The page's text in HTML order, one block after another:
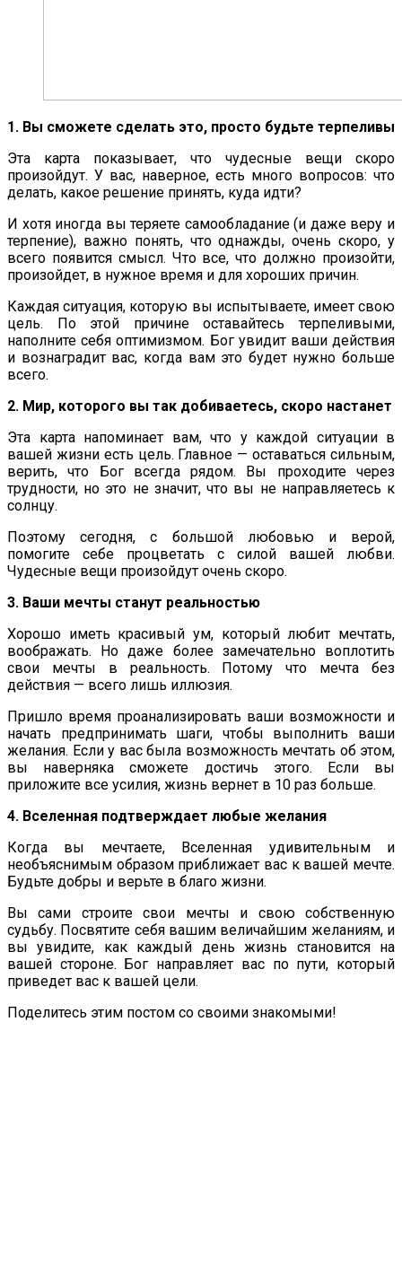
1. Вы сможете сделать это, просто будьте терпеливы
Эта карта показывает, что чудесные вещи скоро
произойдут. У вас, наверное, есть много вопросов: что
делать, какое решение принять, куда идти?
И хотя иногда вы теряете самообладание (и даже веру и
терпение), важно понять, что однажды, очень скоро, у
всего появится смысл. Что все, что должно произойти,
произойдет, в нужное время и для хороших причин.
Каждая ситуация, которую вы испытываете, имеет свою
цель. По этой причине оставайтесь терпеливыми,
наполните себя оптимизмом. Бог увидит ваши действия
и вознаградит вас, когда вам это будет нужно больше
всего.
2. Мир, которого вы так добиваетесь, скоро настанет
Эта карта напоминает вам, что у каждой ситуации в
вашей жизни есть цель. Главное — оставаться сильным,
верить, что Бог всегда рядом. Вы проходите через
трудности, но это не значит, что вы не направляетесь к
солнцу.
Поэтому сегодня, с большой любовью и верой,
помогите себе процветать с силой вашей любви.
Чудесные вещи произойдут очень скоро.
3. Ваши мечты станут реальностью
Хорошо иметь красивый ум, который любит мечтать,
воображать. Но даже более замечательно воплотить
свои мечты в реальность. Потому что мечта без
действия — всего лишь иллюзия.
Пришло время проанализировать ваши возможности и
начать предпринимать шаги, чтобы выполнить ваши
желания. Если у вас была возможность мечтать об этом,
вы наверняка сможете достичь этого. Если вы
приложите все усилия, жизнь вернет в 10 раз больше.
4. Вселенная подтверждает любые желания
Когда вы мечтаете, Вселенная удивительным и
необъяснимым образом приближает вас к вашей мечте.
Будьте добры и верьте в благо жизни.
Вы сами строите свои мечты и свою собственную
судьбу. Посвятите себя вашим величайшим желаниям, и
вы увидите, как каждый день жизнь становится на
вашей стороне. Бог направляет вас по пути, который
приведет вас к вашей цели.
Поделитесь этим постом со своими знакомыми!